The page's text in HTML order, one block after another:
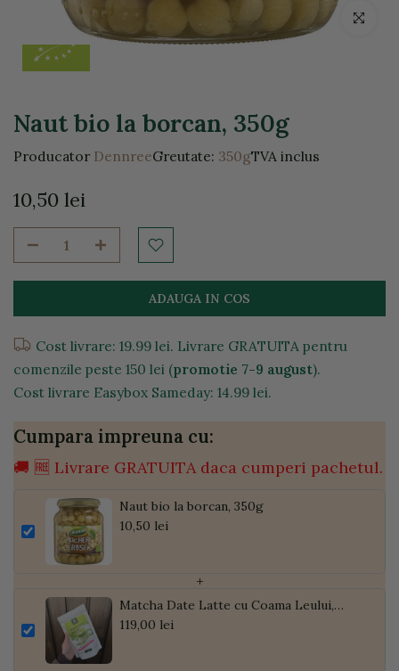
Click
Naut bio la borcan, 350g
Producator DennreeGreutate: 350gTVA inclus
10,50 lei
ADAUGA IN COS
Cost livrare: 19.99 lei. Livrare GRATUITA pentru
comenzile peste 150 lei (promotie 7-9 august).
Cost livrare Easybox Sameday: 14.99 lei.
Cumpara impreuna cu:
🚚 🆓 Livrare GRATUITA daca cumperi pachetul.
Naut bio la borcan, 350g
10,50 lei
+
Matcha Date Latte cu Coama Leului,
Pudră de Curmale și Ghimbir, ECO, 300g
119,00 lei